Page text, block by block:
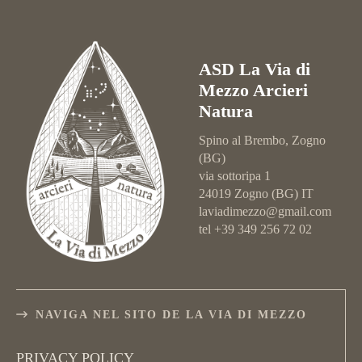
ASD La Via di
Mezzo Arcieri
Natura
Spino al Brembo, Zogno
(BG)
via sottoripa 1
24019 Zogno (BG) IT
laviadimezzo@gmail.com
tel +39 349 256 72 02
NAVIGA NEL SITO DE LA VIA DI MEZZO
PRIVACY POLICY